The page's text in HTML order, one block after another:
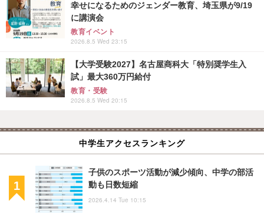
幸せになるためのジェンダー教育、埼玉県が9/19
に講演会
教育イベント
2026.8.5 Wed 23:15
【大学受験2027】名古屋商科大「特別奨学生入
試」最大360万円給付
教育・受験
2026.8.5 Wed 20:15
中学生アクセスランキング
子供のスポーツ活動が減少傾向、中学の部活
動も日数短縮
2026.4.14 Tue 10:15